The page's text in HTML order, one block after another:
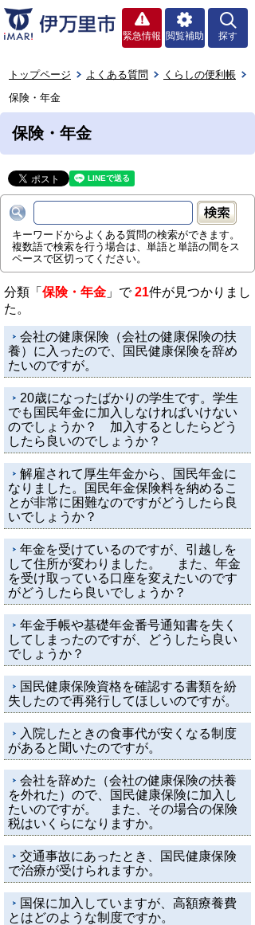
緊急情報 閲覧補助 探す
トップページ よくある質問
くらしの便利帳
保険・年金
保険・年金
キーワードからよくある質問の検索ができます。
複数語で検索を行う場合は、単語と単語の間をス
ペースで区切ってください。
分類「 保険・年金 」で21件が見つかりまし
た。
会社の健康保険（会社の健康保険の扶
養）に入ったので、国民健康保険を辞め
たいのですが。
20歳になったばかりの学生です。学生
でも国民年金に加入しなければいけない
のでしょうか？ 加入するとしたらどう
したら良いのでしょうか？
解雇されて厚生年金から、国民年金に
なりました。国民年金保険料を納めるこ
とが非常に困難なのですがどうしたら良
いでしょうか？
年金を受けているのですが、引越しを
して住所が変わりました。 また、年金
を受け取っている口座を変えたいのです
がどうしたら良いでしょうか？
年金手帳や基礎年金番号通知書を失く
してしまったのですが、どうしたら良い
でしょうか？
国民健康保険資格を確認する書類を紛
失したので再発行してほしいのですが。
入院したときの食事代が安くなる制度
があると聞いたのですが。
会社を辞めた（会社の健康保険の扶養
を外れた）ので、国民健康保険に加入し
たいのですが。 また、その場合の保険
税はいくらになりますか。
交通事故にあったとき、国民健康保険
で治療が受けられますか。
国保に加入していますが、高額療養費
とはどのような制度ですか。